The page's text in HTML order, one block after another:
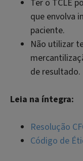
Ter o TCLE
que envolva
paciente.
Não utilizar
de resultado.
Leia na íntegra:
Resolução
Código de